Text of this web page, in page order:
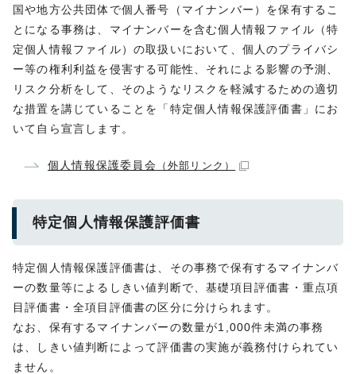
国や地方公共団体で個人番号（マイナンバー）を保有するこ
とになる事務は、マイナンバーを含む個人情報ファイル（特
定個人情報ファイル）の取扱いにおいて、個人のプライバシ
ー等の権利利益を侵害する可能性、それによる影響の予測、
リスク分析をして、そのようなリスクを軽減するための適切
な措置を講じていることを「特定個人情報保護評価書」にお
いて自ら宣言します。
個人情報保護委員会 （外部リンク）
特定個人情報保護評価書
特定個人情報保護評価書は、その事務で保有するマイナンバ
ーの数量等によるしきい値判断で、基礎項目評価書・重点項
目評価書・全項目評価書の区分に分けられます。
なお、保有するマイナンバーの数量が1,000件未満の事務
は、しきい値判断によって評価書の実施が義務付けられてい
ません。